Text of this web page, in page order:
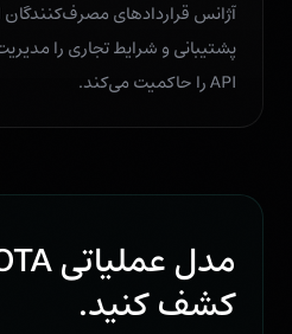
API را حاکمیت می‌کند.
کشف کنید.